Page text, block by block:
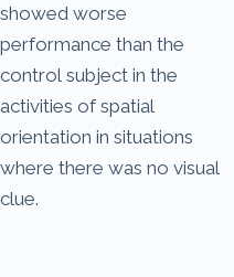
showed worse
performance than the
control subject in the
activities of spatial
orientation in situations
where there was no visual
clue.